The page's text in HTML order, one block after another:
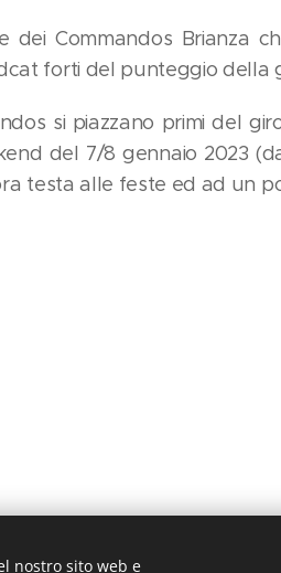
dei Commandos Brianza
forti del punteggio della
si piazzano primi del
del 7/8 gennaio 2023
testa alle feste ed ad un
nostro sito web e